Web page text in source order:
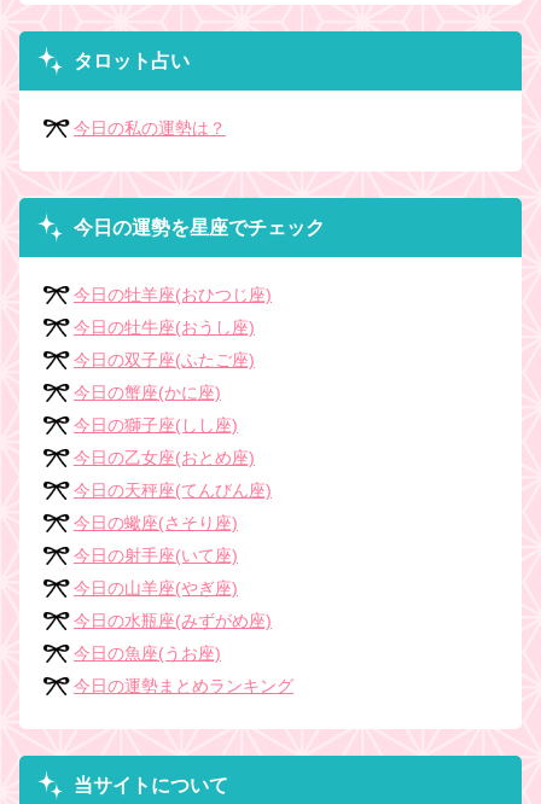
タロット占い
今日の私の運勢は？
今日の運勢を星座でチェック
今日の牡羊座(おひつじ座)
今日の牡牛座(おうし座)
今日の双子座(ふたご座)
今日の蟹座(かに座)
今日の獅子座(しし座)
今日の乙女座(おとめ座)
今日の天秤座(てんびん座)
今日の蠍座(さそり座)
今日の射手座(いて座)
今日の山羊座(やぎ座)
今日の水瓶座(みずがめ座)
今日の魚座(うお座)
今日の運勢まとめランキング
当サイトについて